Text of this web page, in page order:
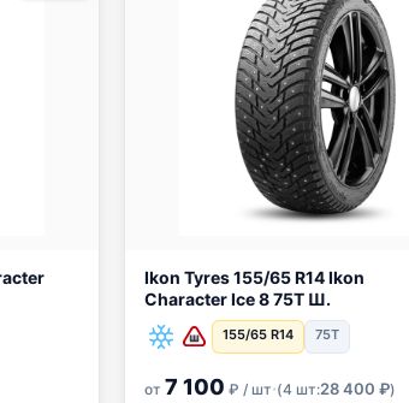
Ikon Tyres 155/65 R14 Ikon
Character Ice 8 75T Ш.
155/65 R14 75T
от 7 100 ₽ / шт·(4 шт:28 400 ₽)